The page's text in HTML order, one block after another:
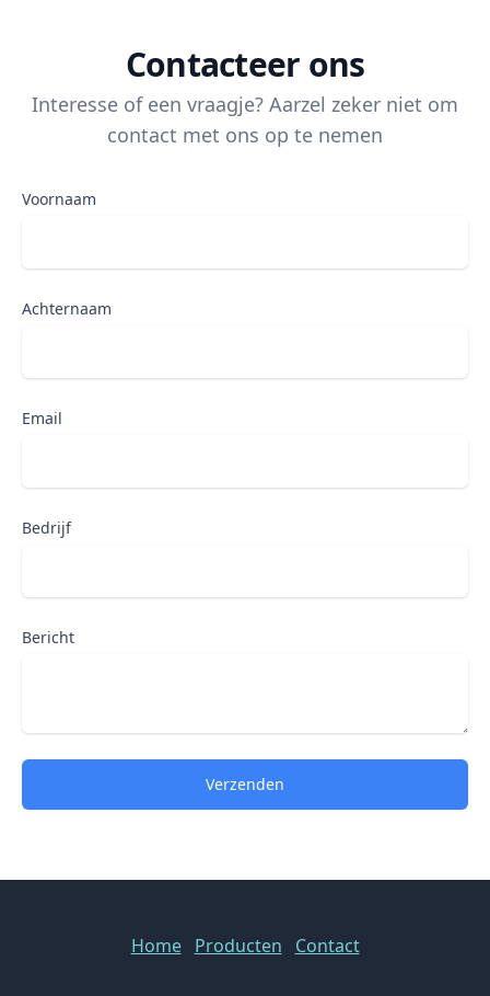
Contacteer ons
Interesse of een vraagje? Aarzel zeker niet om
contact met ons op te nemen
Voornaam
Achternaam
Email
Bedrijf
Bericht
Verzenden
Home Producten Contact